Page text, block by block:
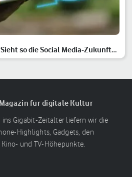
so die Social Media-Zukunft
für digitale Kultur
ins Gigabit-Zeitalter liefern wir die
Highlights, Gadgets, den
und TV-Höhepunkte.